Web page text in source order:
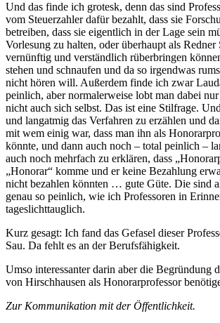
Und das finde ich grotesk, denn das sind
vom Steuerzahler dafür bezahlt, dass sie
betreiben, dass sie eigentlich in der Lage sein
Vorlesung zu halten, oder überhaupt als Redner
vernünftig und verständlich rüberbringen
stehen und schnaufen und da so irgendwas
nicht hören will. Außerdem finde ich zwar
peinlich, aber normalerweise lobt man dabei
nicht auch sich selbst. Das ist eine Stilfrage.
und langatmig das Verfahren zu erzählen und
mit wem einig war, dass man ihn als
könnte, und dann auch noch – total peinlich –
auch noch mehrfach zu erklären, dass
„Honorar“ komme und er keine Bezahlung
nicht bezahlen könnten … gute Güte. Die sind
genau so peinlich, wie ich Professoren in
tageslichttauglich.
Kurz gesagt: Ich fand das Gefasel dieser
Sau. Da fehlt es an der Berufsfähigkeit.
Umso interessanter darin aber die Begründung
von Hirschhausen als Honorarprofessor
Zur Kommunikation mit der Öffentlichkeit.